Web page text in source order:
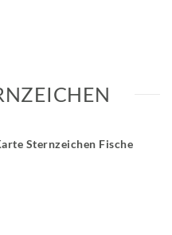
Sternzeichen Fische